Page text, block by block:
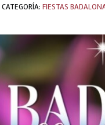
CATEGORÍA: FIESTAS